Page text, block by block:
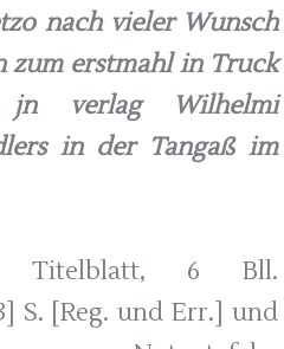
nach vieler Wunsch
zum erstmahl in Truck
jn verlag Wilhelmi
in der Tangaß im
Titelblatt, 6 Bll.
S. [Reg. und Err.] und